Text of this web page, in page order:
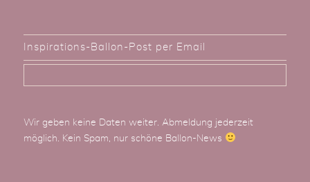
Inspirations-Ballon-Post per Email
Wir geben keine Daten weiter. Abmeldung jederzeit
möglich. Kein Spam, nur schöne Ballon-News